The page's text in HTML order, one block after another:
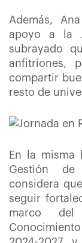
Además,
apoyo a la
subrayado
anfitriones,
compartir
resto de
En la misma
Gestión de
considera
seguir
marco